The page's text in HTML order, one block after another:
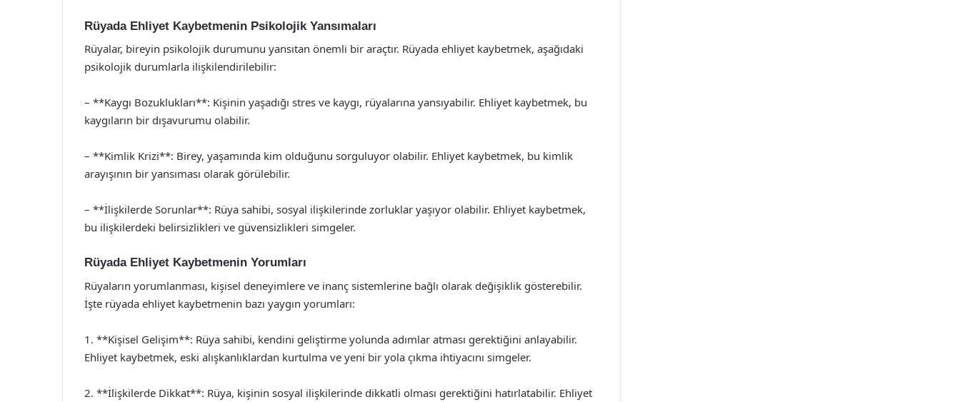
Rüyada Ehliyet Kaybetmenin Psikolojik Yansımaları
Rüyalar, bireyin psikolojik durumunu yansıtan önemli bir araçtır. Rüyada ehliyet kaybetmek, aşağıdaki
psikolojik durumlarla ilişkilendirilebilir:
– **Kaygı Bozuklukları**: Kişinin yaşadığı stres ve kaygı, rüyalarına yansıyabilir. Ehliyet kaybetmek, bu
kaygıların bir dışavurumu olabilir.
– **Kimlik Krizi**: Birey, yaşamında kim olduğunu sorguluyor olabilir. Ehliyet kaybetmek, bu kimlik
arayışının bir yansıması olarak görülebilir.
– **İlişkilerde Sorunlar**: Rüya sahibi, sosyal ilişkilerinde zorluklar yaşıyor olabilir. Ehliyet kaybetmek,
bu ilişkilerdeki belirsizlikleri ve güvensizlikleri simgeler.
Rüyada Ehliyet Kaybetmenin Yorumları
Rüyaların yorumlanması, kişisel deneyimlere ve inanç sistemlerine bağlı olarak değişiklik gösterebilir.
İşte rüyada ehliyet kaybetmenin bazı yaygın yorumları:
1. **Kişisel Gelişim**: Rüya sahibi, kendini geliştirme yolunda adımlar atması gerektiğini anlayabilir.
Ehliyet kaybetmek, eski alışkanlıklardan kurtulma ve yeni bir yola çıkma ihtiyacını simgeler.
2. **İlişkilerde Dikkat**: Rüya, kişinin sosyal ilişkilerinde dikkatli olması gerektiğini hatırlatabilir. Ehliyet